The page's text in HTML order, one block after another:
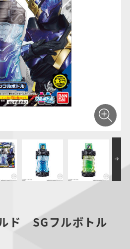
ンダムシリーズ
ケットモンスター
アンパンマン
ぉるめーしょん
スクエアシール
SMPシリーズ
ポケモンスケールワ
ールド
ド SGフルボトル